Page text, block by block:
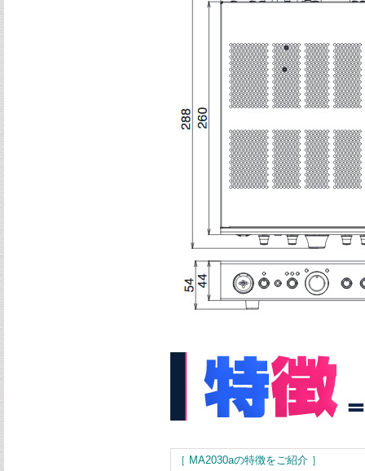
［ MA2030aの特徴をご紹介 ］